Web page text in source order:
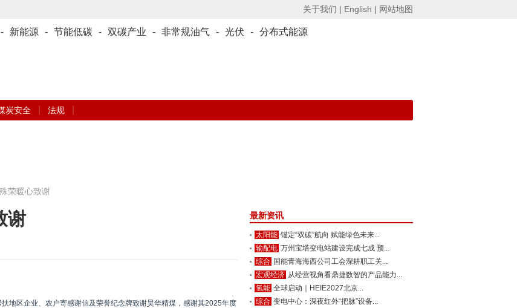
关于我们 | English | 网站地图
- 新能源 - 节能低碳 - 双碳产业 - 非常规油气 - 光伏 - 分布式能源
炭安全 法规
荣暖心致谢
谢
地区企业、农户寄感谢信及荣誉纪念牌致谢昊华精煤，感谢其2025年度
最新资讯
太阳能 锚定“双碳”航向 赋能绿色未来...
输配电 万州宝塔变电站建设完成七成 预...
综合 国能青海海西公司工会深耕职工关...
宏观经济 从经营视角看鼎捷数智的产品能力...
氢能 全球启动｜HEIE2027北京...
综合 变电中心：深夜红外“把脉”设备...